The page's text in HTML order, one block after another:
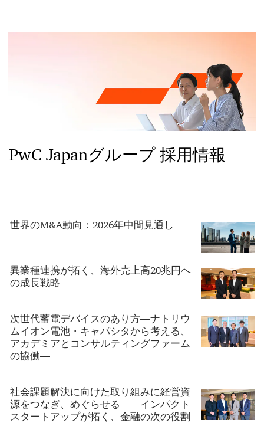
PwC Japanグループ 採用情報
世界のM&A動向：2026年中間見通し
異業種連携が拓く、海外売上高20兆円へ
の成長戦略
次世代蓄電デバイスのあり方―ナトリウ
ムイオン電池・キャパシタから考える、
アカデミアとコンサルティングファーム
の協働―
社会課題解決に向けた取り組みに経営資
源をつなぎ、めぐらせる――インパクト
スタートアップが拓く、金融の次の役割